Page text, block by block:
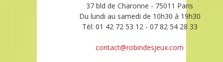
37 bld de Charonne - 75011 Paris
Du lundi au samedi de 10h30 à 19h30
Tél: 01 42 72 53 12 - 07 82 54 28 33
contact@robindesjeux.com